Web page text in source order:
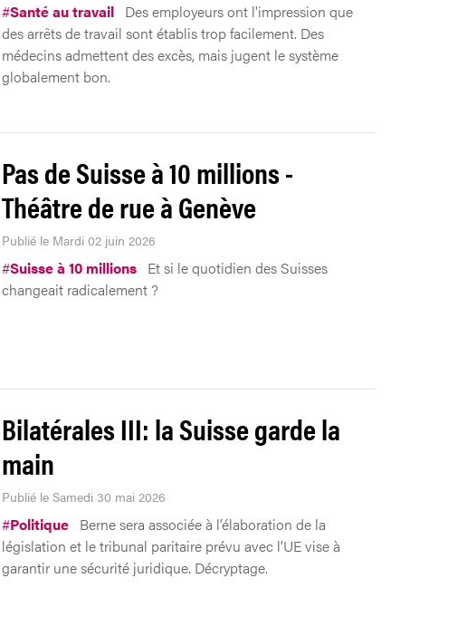
#Santé au travail Des employeurs ont l'impression que
des arrêts de travail sont établis trop facilement. Des
médecins admettent des excès, mais jugent le système
globalement bon.
Pas de Suisse à 10 millions -
Théâtre de rue à Genève
Publié le Mardi 02 juin 2026
#Suisse à 10 millions Et si le quotidien des Suisses
changeait radicalement ?
Bilatérales III: la Suisse garde la
main
Publié le Samedi 30 mai 2026
#Politique Berne sera associée à l’élaboration de la
législation et le tribunal paritaire prévu avec l’UE vise à
garantir une sécurité juridique. Décryptage.